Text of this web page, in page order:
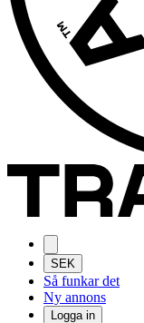
SEK
Så funkar det
Ny annons
Logga in